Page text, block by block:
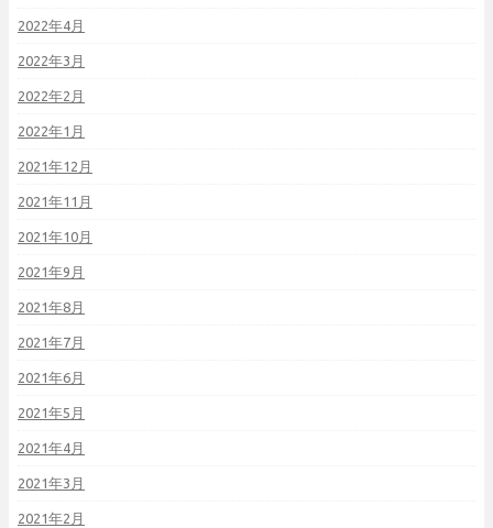
2022年4月
2022年3月
2022年2月
2022年1月
2021年12月
2021年11月
2021年10月
2021年9月
2021年8月
2021年7月
2021年6月
2021年5月
2021年4月
2021年3月
2021年2月